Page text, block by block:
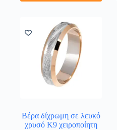
Βέρα δίχρωμη σε λευκό
χρυσό Κ9 χειροποίητη